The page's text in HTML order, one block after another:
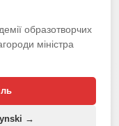
образотворчих
міністра
→